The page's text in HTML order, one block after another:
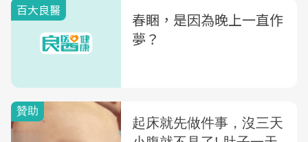
百大良醫
春睏，是因為晚上一直作
夢？